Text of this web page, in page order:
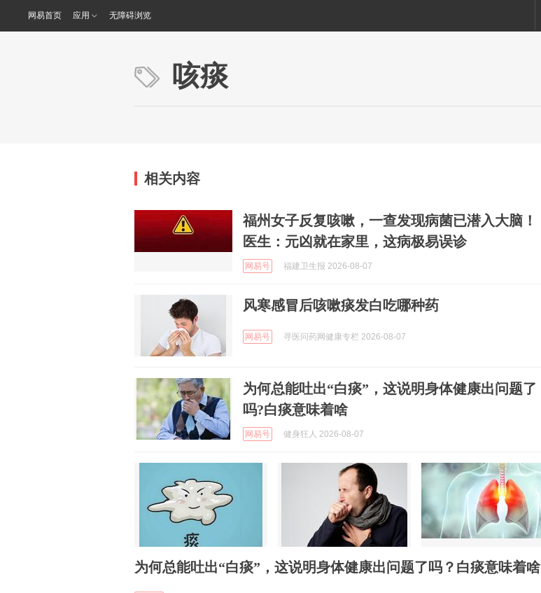
网易首页 应用 无障碍浏览
咳痰
相关内容
福州女子反复咳嗽，一查发现病菌已潜入大脑！
医生：元凶就在家里，这病极易误诊
网易号 福建卫生报 2026-08-07
风寒感冒后咳嗽痰发白吃哪种药
网易号 寻医问药网健康专栏 2026-08-07
为何总能吐出“白痰”，这说明身体健康出问题了
吗?白痰意味着啥
网易号 健身狂人 2026-08-07
为何总能吐出“白痰”，这说明身体健康出问题了吗？白痰意味着啥